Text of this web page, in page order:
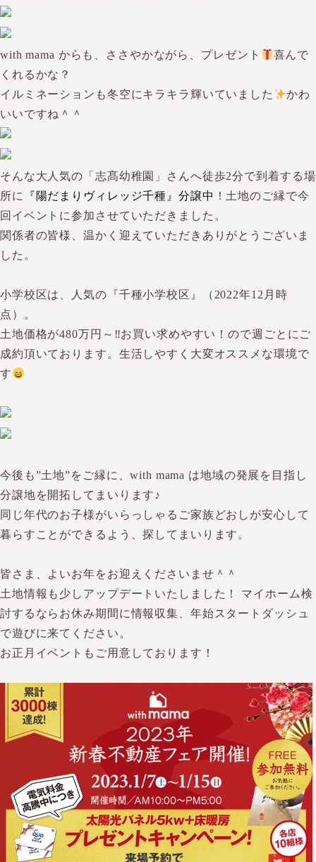
with mama からも、ささやかながら、プレゼント
喜んで
くれるかな？
イルミネーションも冬空にキラキラ輝いていました
かわ
いいですね＾＾
そんな大人気の「志髙幼稚園」さんへ徒歩2分で到着する場
所に
『陽だまりヴィレッジ千種』分譲中 ！土地のご縁で今
回イベントに参加させていただきました。
関係者の皆様、温かく迎えていただきありがとうございま
した。
小学校区は、人気の『千種小学校区』（2022年12月時
点）。
土地価格が480万円～‼お買い求めやすい！ので週ごとにご
成約頂いております。生活しやすく大変オススメな環境で
す
今後も”土地”をご縁に、with mama は地域の発展を目指し
分譲地を開拓してまいります♪
同じ年代のお子様がいらっしゃるご家族どおしが安心して
暮らすことができるよう、探してまいります。
皆さま、よいお年をお迎えくださいませ＾＾
土地情報も少しアップデートいたしました！ マイホーム検
討するならお休み期間に情報収集、年始スタートダッシュ
で遊びに来てください。
お正月イベントもご用意しております！